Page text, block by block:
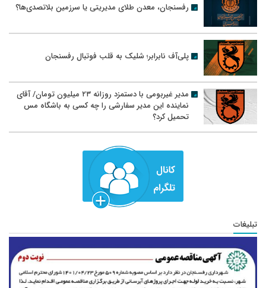
رفسنجان، معدن طلای مدیریتی یا سرزمین بلاتصدی‌ها؟
پلی‌آف نابرابر؛ شلیک به قلب فوتبال رفسنجان
مدیر غیربومی با دستمزد روزانه ۲۳ میلیون تومان/ آقای
نماینده این مدیر سفارشی را چه کسی به باشگاه مس
تحمیل کرد؟
تبلیغات